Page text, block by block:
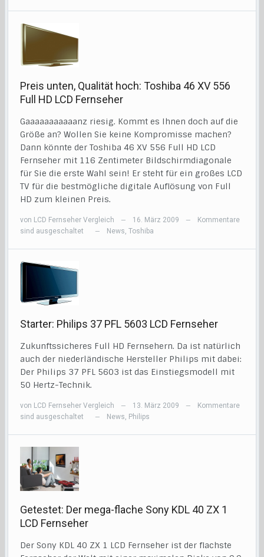
Preis unten, Qualität hoch: Toshiba 46 XV 556
Full HD LCD Fernseher
Gaaaaaaaaaaanz riesig. Kommt es Ihnen doch auf die
Größe an? Wollen Sie keine Kompromisse machen?
Dann könnte der Toshiba 46 XV 556 Full HD LCD
Fernseher mit 116 Zentimeter Bildschirmdiagonale
für Sie die erste Wahl sein! Er steht für ein großes LCD
TV für die bestmögliche digitale Auflösung von Full
HD zum kleinen Preis.
von LCD Fernseher Vergleich — 16. März 2009 —
Kommentare
sind ausgeschaltet
— News,Toshiba
Starter: Philips 37 PFL 5603 LCD Fernseher
Zukunftssicheres Full HD Fernsehern. Da ist natürlich
auch der niederländische Hersteller Philips mit dabei:
Der Philips 37 PFL 5603 ist das Einstiegsmodell mit
50 Hertz-Technik.
von LCD Fernseher Vergleich — 13. März 2009 —
Kommentare
sind ausgeschaltet
— News, Philips
Getestet: Der mega-flache Sony KDL 40 ZX 1
LCD Fernseher
Der Sony KDL 40 ZX 1 LCD Fernseher ist der flachste